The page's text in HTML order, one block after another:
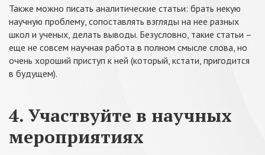
Также можно писать аналитические статьи: брать некую
научную проблему, сопоставлять взгляды на нее разных
школ и ученых, делать выводы. Безусловно, такие статьи –
еще не совсем научная работа в полном смысле слова, но
очень хороший приступ к ней (который, кстати, пригодится
в будущем).
4. Участвуйте в научных
мероприятиях